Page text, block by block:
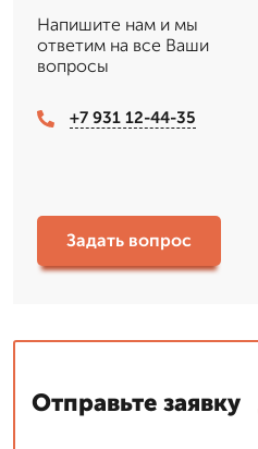
Напишите нам и мы
ответим на все Ваши
вопросы
+7 931 12-44-35
Задать вопрос
Отправьте заявку